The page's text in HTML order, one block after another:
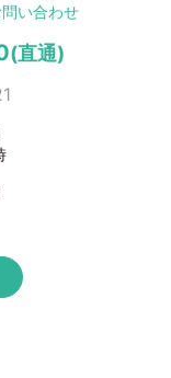
い合わせ
(直通)